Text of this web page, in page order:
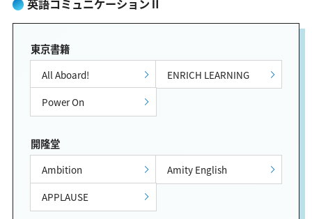
英語コミュニケーションⅡ
東京書籍
All Aboard!
ENRICH LEARNING
Power On
開隆堂
Ambition
Amity English
APPLAUSE